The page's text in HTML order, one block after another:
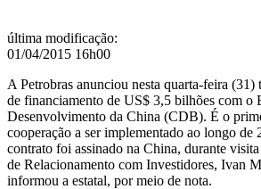
última modificação:
01/04/2015 16h00
A Petrobras anunciou nesta quarta-feira
de financiamento de US$ 3,5 bilhões com o
Desenvolvimento da China (CDB). É o
cooperação a ser implementado ao longo de
contrato foi assinado na China, durante
de Relacionamento com Investidores, Ivan
informou a estatal, por meio de nota.